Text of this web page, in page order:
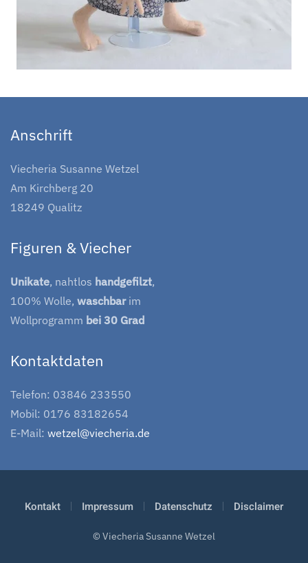
Anschrift
Viecheria Susanne Wetzel
Am Kirchberg 20
18249 Qualitz
Figuren & Viecher
Unikate, nahtlos handgefilzt,
100% Wolle, waschbarim
Wollprogramm bei 30 Grad
Kontaktdaten
Telefon: 03846 233550
Mobil: 0176 83182654
E-Mail: wetzel@viecheria.de
Kontakt Impressum Datenschutz Disclaimer
© Viecheria Susanne Wetzel